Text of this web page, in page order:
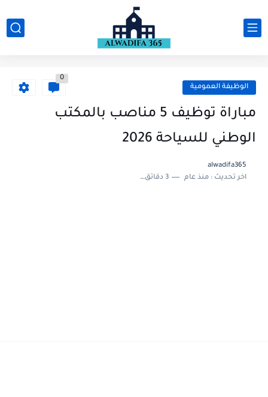
الوظيفة العمومية
0
مباراة توظيف 5 مناصب بالمكتب
الوطني للسياحة 2026
alwadifa365
اخر تحديث :منذ عام 3 دقائق للقراءة